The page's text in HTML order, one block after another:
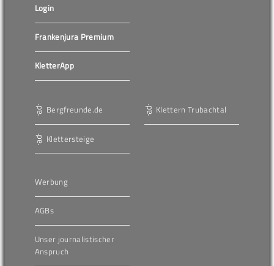
Login
Frankenjura Premium
KletterApp
Bergfreunde.de
Klettersteige
Klettern Trubachtal
Werbung
AGBs
Unser journalistischer
Anspruch